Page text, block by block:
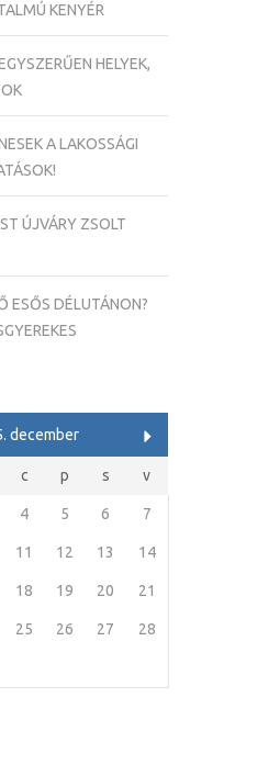
KENYÉR
HELYEK,
A LAKOSSÁGI
ÚJVÁRY ZSOLT
ESŐS DÉLUTÁNON?
december
c p s v
4 5 6 7
11 12 13 14
18 19 20 21
25 26 27 28